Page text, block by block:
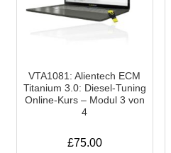
VTA1081: Alientech ECM
Titanium 3.0: Diesel-Tuning
Online-Kurs – Modul 3 von
4
£75.00